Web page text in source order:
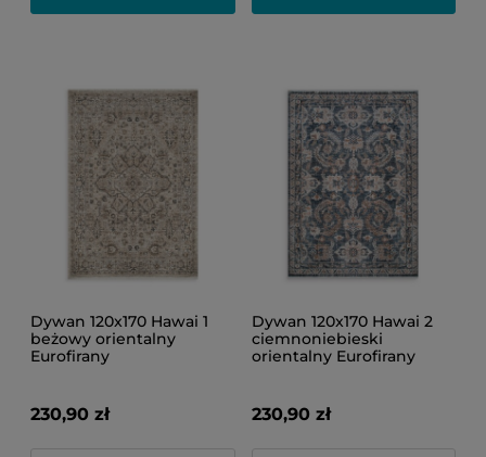
Dywan 120x170 Hawai 1
beżowy orientalny
Eurofirany
230,90 zł
Dywan 120x170 Hawai 2
ciemnoniebieski
orientalny Eurofirany
230,90 zł